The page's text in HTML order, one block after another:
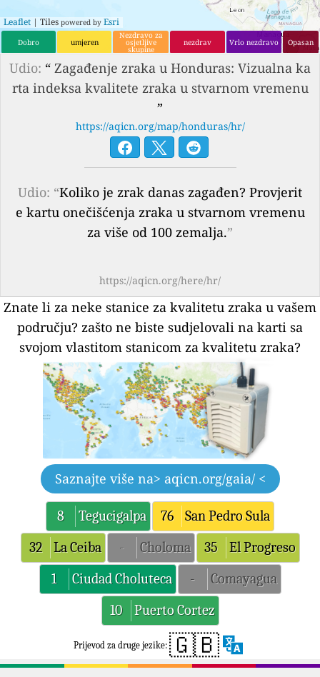
Leaflet | Tiles powered by Esri
Dobro umjeren
Nezdravo za
osjetljive
skupine
nezdrav Vrlo nezdravo Opasan
Udio: “ Zagađenje zraka u Honduras: Vizualna ka
rta indeksa kvalitete zraka u stvarnom vremenu
”
https://aqicn.org/map/honduras/hr/
Udio: “Koliko je zrak danas zagađen? Provjerit
e kartu onečišćenja zraka u stvarnom vremenu
za više od 100 zemalja.”
https://aqicn.org/here/hr/
Znate li za neke stanice za kvalitetu zraka u vašem
području? zašto ne biste sudjelovali na karti sa
svojom vlastitom stanicom za kvalitetu zraka?
Saznajte više na> aqicn.org/gaia/ <
8 Tegucigalpa 76
San Pedro Sula
32
La Ceiba - Choloma 35
El Progreso
1
Ciudad Choluteca -
Comayagua
10
Puerto Cortez
Prijevod za druge jezike: 🇬🇧